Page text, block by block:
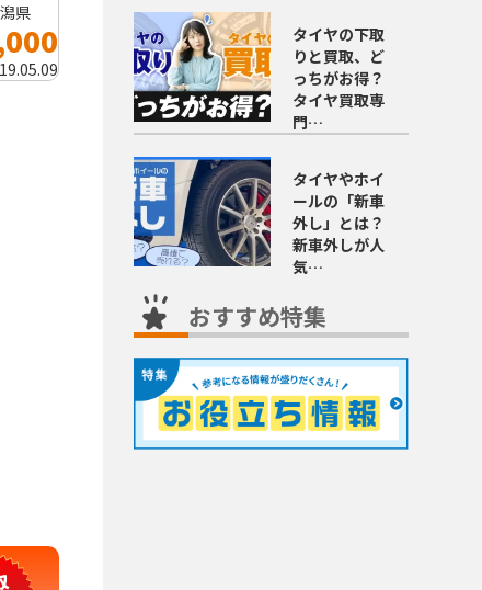
県
タイヤの下取
りと買取、ど
っちがお得？
タイヤ買取専
門…
タイヤやホイ
ールの「新車
外し」とは？
新車外しが人
気…
おすすめ特集